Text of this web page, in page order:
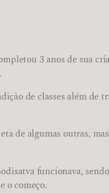
3 anos de sua
de classes além de
de algumas outras,
funcionava,
o começo.